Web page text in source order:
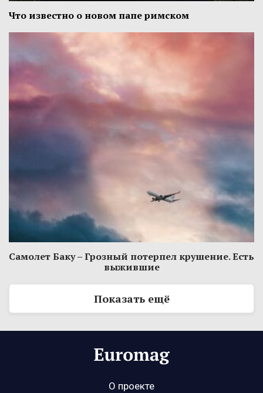
Что известно о новом папе римском
Самолет Баку – Грозный потерпел крушение. Есть
выжившие
Показать ещё
О проекте